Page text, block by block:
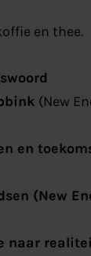
en thee.
(New
en
(New
naar